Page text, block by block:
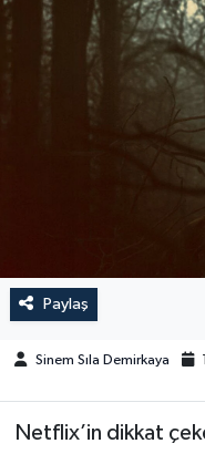
Paylaş
Sinem Sıla Demirkaya
Netflix’in dikkat